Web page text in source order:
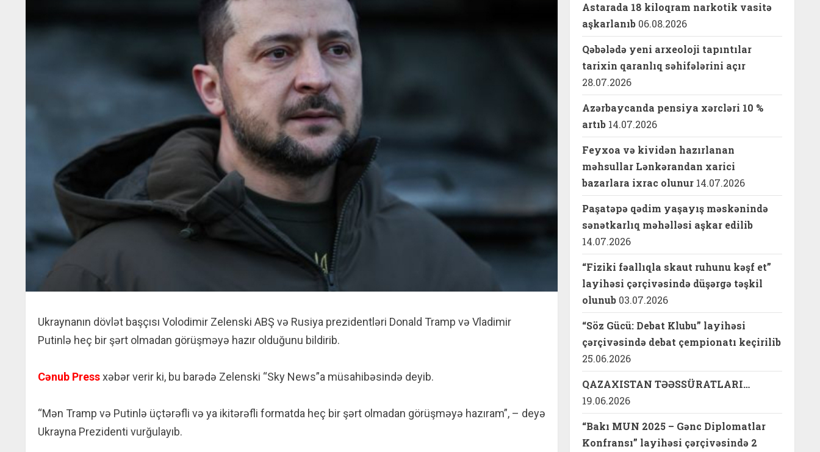
Ukraynanın dövlət başçısı Volodimir Zelenski ABŞ və Rusiya prezidentləri Donald Tramp və Vladimir
Putinlə heç bir şərt olmadan görüşməyə hazır olduğunu bildirib.
Cənub Pressxəbər verir ki, bu barədə Zelenski “Sky News”a müsahibəsində deyib.
“Mən Tramp və Putinlə üçtərəfli və ya ikitərəfli formatda heç bir şərt olmadan görüşməyə hazıram”, – deyə
Ukrayna Prezidenti vurğulayıb.
Astarada 18 kiloqram narkotik vasitə
aşkarlanıb 06.08.2026
Qəbələdə yeni arxeoloji tapıntılar
tarixin qaranlıq səhifələrini açır
28.07.2026
Azərbaycanda pensiya xərcləri 10 %
artıb 14.07.2026
Feyxoa və kividən hazırlanan
məhsullar Lənkərandan xarici
bazarlara ixrac olunur 14.07.2026
Paşatəpə qədim yaşayış məskənində
sənətkarlıq məhəlləsi aşkar edilib
14.07.2026
“Fiziki fəallıqla skaut ruhunu kəşf et”
layihəsi çərçivəsində düşərgə təşkil
olunub 03.07.2026
“Söz Gücü: Debat Klubu” layihəsi
çərçivəsində debat çempionatı keçirilib
25.06.2026
QAZAXISTAN TƏƏSSÜRATLARI…
19.06.2026
“Bakı MUN 2025 – Gənc Diplomatlar
Konfransı” layihəsi çərçivəsində 2